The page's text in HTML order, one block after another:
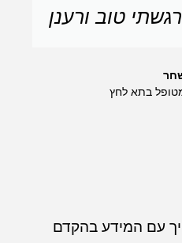
טוב ורענן
בתא לחץ
עם המידע בהקדם